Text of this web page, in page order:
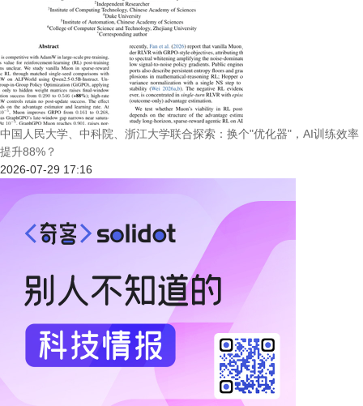
中国人民大学、中科院、浙江大学联合探索：换个"优化器"，AI训练效率
提升88%？
2026-07-29 17:16